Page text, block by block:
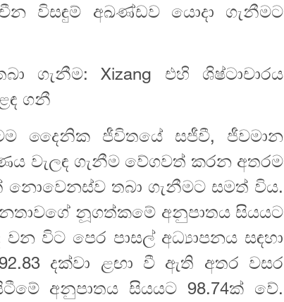
විසඳුම් අඛණ්ඩව යොදා ගැනීමට
ගැනීම: Xizang එහි ශිෂ්ටාචාරය
ගනී
දෛනික ජීවිතයේ සජීවී, ජීවමාන
වැලඳ ගැනීම වේගවත් කරන අතරම
නොවෙනස්ව තබා ගැනීමට සමත් විය.
නූගත්කමේ අනුපාතය සියයට
විට පෙර පාසල් අධ්‍යාපනය සඳහා
දක්වා ළඟා වී ඇති අතර වසර
අනුපාතය සියයට 98.74ක් වේ.